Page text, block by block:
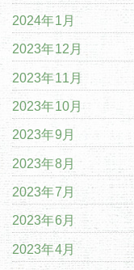
2024年1月
2023年12月
2023年11月
2023年10月
2023年9月
2023年8月
2023年7月
2023年6月
2023年4月